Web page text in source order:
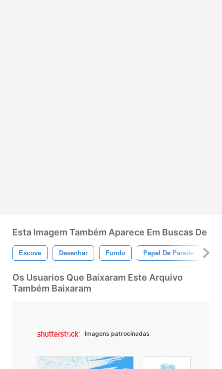
Esta Imagem Também Aparece Em Buscas De
Escova Desenhar Fundo Papel De Parede
Os Usuarios Que Baixaram Este Arquivo
Também Baixaram
Imagens patrocinadas